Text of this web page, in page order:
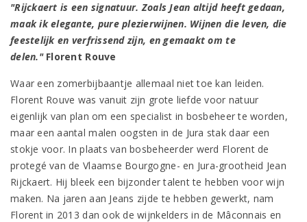
"Rijckaert is een signatuur. Zoals Jean altijd heeft gedaan,
maak ik elegante, pure plezierwijnen. Wijnen die leven, die
feestelijk en verfrissend zijn, en gemaakt om te
delen." Florent Rouve
Waar een zomerbijbaantje allemaal niet toe kan leiden.
Florent Rouve was vanuit zijn grote liefde voor natuur
eigenlijk van plan om een specialist in bosbeheer te worden,
maar een aantal malen oogsten in de Jura stak daar een
stokje voor. In plaats van bosbeheerder werd Florent de
protegé van de Vlaamse Bourgogne- en Jura-grootheid Jean
Rijckaert. Hij bleek een bijzonder talent te hebben voor wijn
maken. Na jaren aan Jeans zijde te hebben gewerkt, nam
Florent in 2013 dan ook de wijnkelders in de Mâconnais en